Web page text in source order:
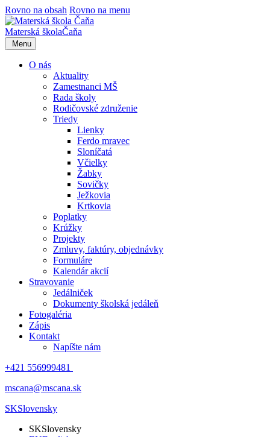
Rovno na obsah Rovno na menu
Materská školaČaňa
Menu
O nás
Aktuality
Zamestnanci MŠ
Rada školy
Rodičovské združenie
Triedy
Lienky
Ferdo mravec
Sloníčatá
Včielky
Žabky
Sovičky
Ježkovia
Krtkovia
Poplatky
Krúžky
Projekty
Zmluvy, faktúry, objednávky
Formuláre
Kalendár akcií
Stravovanie
Jedálniček
Dokumenty školská jedáleň
Fotogaléria
Zápis
Kontakt
Napíšte nám
+421 556999481
mscana@mscana.sk
SKSlovensky
SKSlovensky